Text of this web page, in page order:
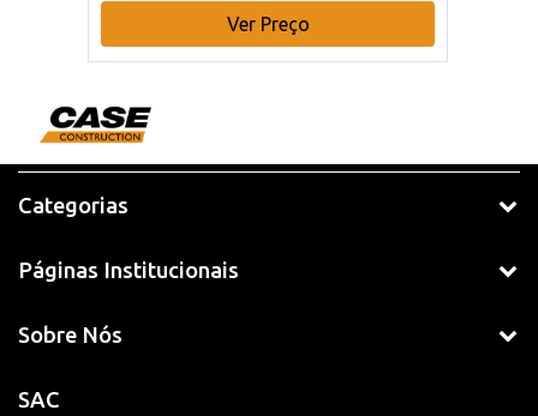
Ver Preço
Categorias
Páginas Institucionais
Sobre Nós
SAC